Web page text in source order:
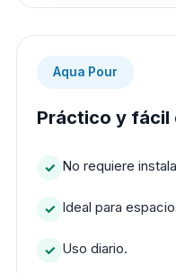
Aqua Pour
Práctico y fácil
No requiere
Ideal para
Uso diario.